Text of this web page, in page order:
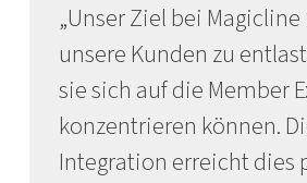
„Unser Ziel bei Magicline
unsere Kunden zu
sie sich auf die Member
konzentrieren können.
Integration erreicht dies